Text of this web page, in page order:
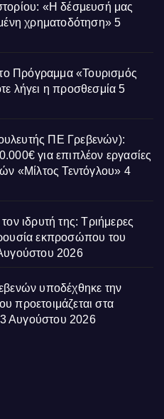
«Η δέσμευσή μας
χρηματοδότηση» 5
Πρόγραμμα «Τουρισμός
λήγει η προσθεσμία 5
ΠΕ Γρεβενών):
για επιπλέον εργασίες
«Μίλτος Τεντόγλου» 4
ιδρυτή της: Τριήμερες
εκπροσώπου του
2026
υποδέχθηκε την
προετοιμάζεται στα
3 Αυγούστου 2026